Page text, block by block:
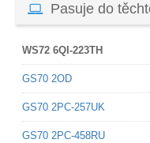
Pasuje do
WS72 6QI-223TH
GS70 2OD
GS70 2PC-257UK
GS70 2PC-458RU